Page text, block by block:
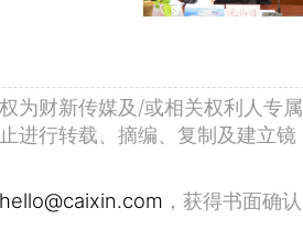
为财新传媒及/或相关权利人专属
进行转载、摘编、复制及建立镜
hello@caixin.com ，获得书面确认